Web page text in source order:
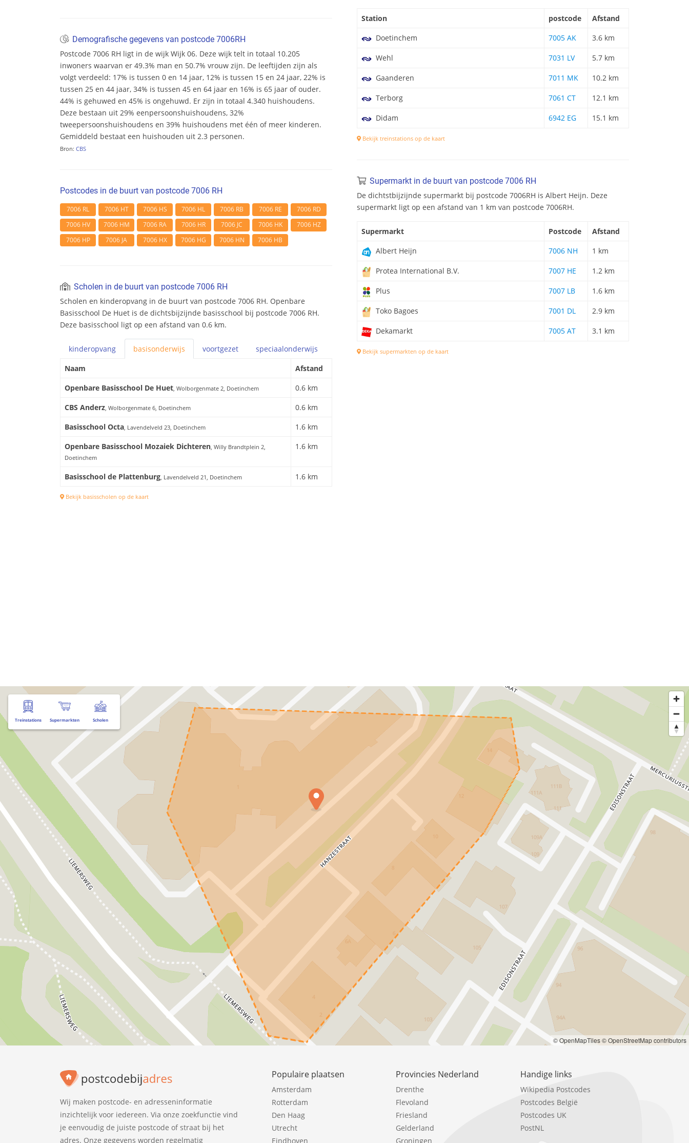
Demografische gegevens van postcode 7006RH
Postcode 7006 RH ligt in de wijk Wijk 06. Deze wijk telt in totaal 10.205
inwoners waarvan er 49.3% man en 50.7% vrouw zijn. De leeftijden zijn als
volgt verdeeld: 17% is tussen 0 en 14 jaar, 12% is tussen 15 en 24 jaar, 22% is
tussen 25 en 44 jaar, 34% is tussen 45 en 64 jaar en 16% is 65 jaar of ouder.
44% is gehuwed en 45% is ongehuwd. Er zijn in totaal 4.340 huishoudens.
Deze bestaan uit 29% eenpersoonshuishoudens, 32%
tweepersoonshuishoudens en 39% huishoudens met één of meer kinderen.
Gemiddeld bestaat een huishouden uit 2.3 personen.
Bron: CBS
Postcodes in de buurt van postcode 7006 RH
7006 RL 7006 HT 7006 HS 7006 HL 7006 RB 7006 RE
7006 RD
7006 HV
7006 HM 7006 RA 7006 HR 7006 JC 7006 HK
7006 HZ
7006 HP
7006 JA 7006 HX 7006 HG 7006 HN 7006 HB
Scholen in de buurt van postcode 7006 RH
Scholen en kinderopvang in de buurt van postcode 7006 RH. Openbare
Basisschool De Huet is de dichtsbijzijnde basisschool bij postcode 7006 RH.
Deze basisschool ligt op een afstand van 0.6 km.
kinderopvang basisonderwijs voortgezet speciaalonderwijs
Naam
Afstand
Openbare Basisschool De Huet, Wolborgenmate 2, Doetinchem
0.6 km
CBS Anderz, Wolborgenmate 6, Doetinchem
0.6 km
Basisschool Octa, Lavendelveld 23, Doetinchem
1.6 km
Openbare Basisschool Mozaiek Dichteren, Willy Brandtplein 2,
Doetinchem
1.6 km
Basisschool de Plattenburg, Lavendelveld 21, Doetinchem 1.6 km
Bekijk basisscholen op de kaart
Station postcode
Afstand
Doetinchem
7005 AK 3.6 km
Wehl 7031 LV 5.7 km
Gaanderen 7011 MK 10.2 km
Terborg 7061 CT 12.1 km
Didam 6942 EG 15.1 km
Bekijk treinstations op de kaart
Supermarkt in de buurt van postcode 7006 RH
De dichtstbijzijnde supermarkt bij postcode 7006RH is Albert Heijn. Deze
supermarkt ligt op een afstand van 1 km van postcode 7006RH.
Supermarkt Postcode
Afstand
Albert Heijn
7006 NH 1 km
Protea International B.V. 7007 HE 1.2 km
Plus 7007 LB 1.6 km
Toko Bagoes 7001 DL 2.9 km
Dekamarkt 7005 AT 3.1 km
Bekijk supermarkten op de kaart
Treinstations Supermarkten Scholen
© OpenMapTiles© OpenStreetMap contributors
Wij maken postcode- en adresseninformatie
inzichtelijk voor iedereen. Via onze zoekfunctie vind
je eenvoudig de juiste postcode of straat bij het
adres. Onze gegevens worden regelmatig
Populaire plaatsen
Amsterdam
Rotterdam
Den Haag
Utrecht
Eindhoven
Provincies Nederland
Drenthe
Flevoland
Friesland
Gelderland
Groningen
Handige links
Wikipedia Postcodes
Postcodes België
Postcodes UK
PostNL